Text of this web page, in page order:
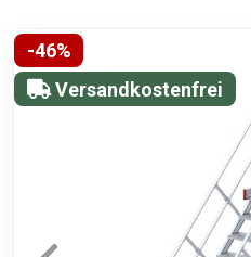
-46%
Versandkostenfrei